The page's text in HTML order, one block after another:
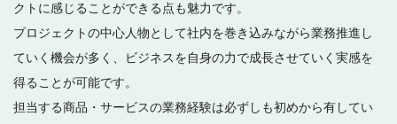
クトに感じることができる点も魅力です。
プロジェクトの中心人物として社内を巻き込みながら業務推進し
ていく機会が多く、ビジネスを自身の力で成長させていく実感を
得ることが可能です。
担当する商品・サービスの業務経験は必ずしも初めから有してい